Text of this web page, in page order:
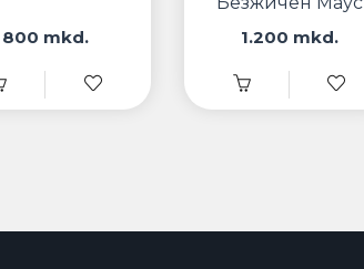
800 mkd.
1.200 mkd.